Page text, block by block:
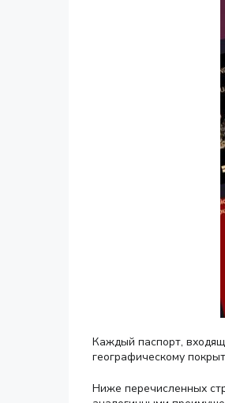
Каждый паспорт,
географическому
Ниже перечисленных